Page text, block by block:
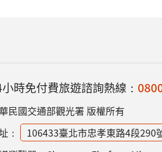
時免付費旅遊諮詢熱線：
民國交通部觀光署 版權所有
：
106433臺北市忠孝東路4段290